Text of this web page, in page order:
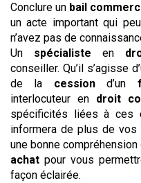
Conclure un bail
un acte important qui
n’avez pas de
Un spécialiste en
conseiller. Qu’il s’agisse
de la cessiond’un
interlocuteur en droit
spécificités liées à ces
informera de plus de vos
une bonne compréhension
achat pour vous
façon éclairée.